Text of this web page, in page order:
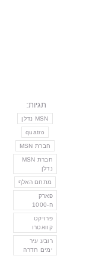
תגיות:
MSN נדלן
quatro
חברת MSN
חברת MSN
נדלן
מתחם האלף
פארק
ה-1000
פרויקט
קוואטרו
רובע עיר
ימים חדרה